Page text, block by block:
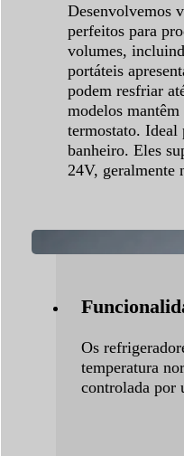
Desenvolvemos
perfeitos para
volumes,
portáteis
podem resfriar
modelos
termostato. Ideal
banheiro. Eles
24V, geralmente
Os
temperatura
controlada por